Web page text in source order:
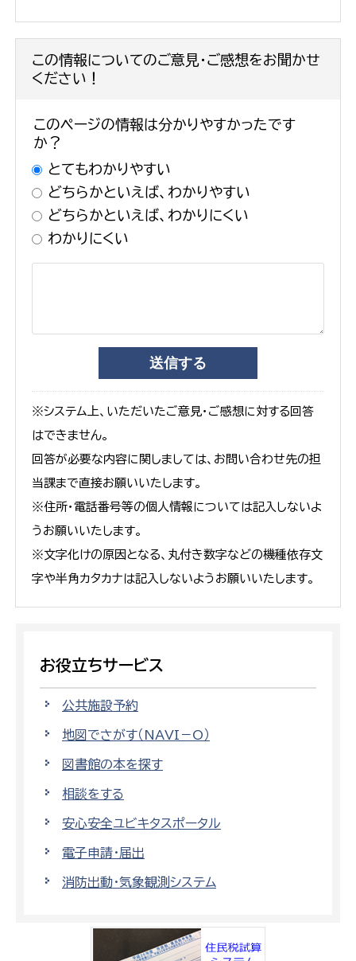
この情報についてのご意見・ご感想をお聞かせ
ください！
このページの情報は分かりやすかったです
か？
とてもわかりやすい
どちらかといえば、わかりやすい
どちらかといえば、わかりにくい
わかりにくい
※システム上、いただいたご意見・ご感想に対する回答
はできません。
回答が必要な内容に関しましては、お問い合わせ先の担
当課まで直接お願いいたします。
※住所・電話番号等の個人情報については記入しないよ
うお願いいたします。
※文字化けの原因となる、丸付き数字などの機種依存文
字や半角カタカナは記入しないようお願いいたします。
お役立ちサービス
公共施設予約
地図でさがす（NAVI－O）
図書館の本を探す
相談をする
安心安全ユビキタスポータル
電子申請・届出
消防出動・気象観測システム